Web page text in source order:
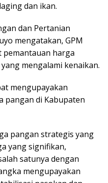
dan ikan.
dan Pertanian
mengatakan, GPM
pemantauan harga
mengalami kenaikan.
mengupayakan
pangan di Kabupaten
pangan strategis yang
yang signifikan,
satunya dengan
mengupayakan